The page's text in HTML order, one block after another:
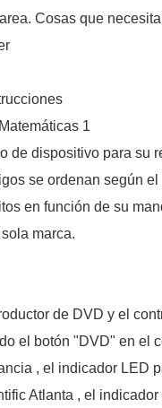
Cosas que
1
de dispositivo para su
se ordenan según
en función de su
marca.
de DVD y el
el botón "DVD" en el
, el indicador LED
Atlanta , el